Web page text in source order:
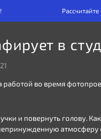
в
во время
и повернуть голову.
Рассчитайте